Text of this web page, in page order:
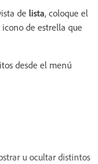
de lista, coloque el
de estrella que
desde el menú
u ocultar distintos